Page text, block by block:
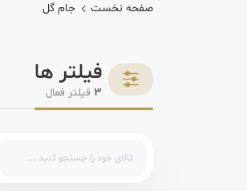
صفحه نخست جام گل
فیلتر ها
3 فیلتر فعال